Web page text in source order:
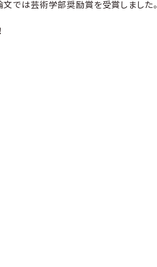
では芸術学部奨励賞を受賞しました。